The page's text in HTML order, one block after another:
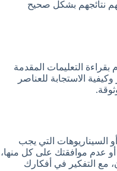
نتائجهم بشكل صحيح
التعليمات المقدمة
الاستجابة للعناصر
السيناريوهات التي يجب
أو عدم موافقتك على كل منها،
مع التفكير في أفكارك